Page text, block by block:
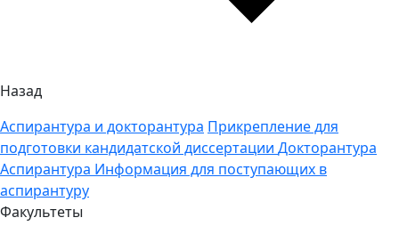
Назад
Аспирантура и докторантура Прикрепление для
подготовки кандидатской диссертации Докторантура
Аспирантура Информация для поступающих в
аспирантуру
Факультеты